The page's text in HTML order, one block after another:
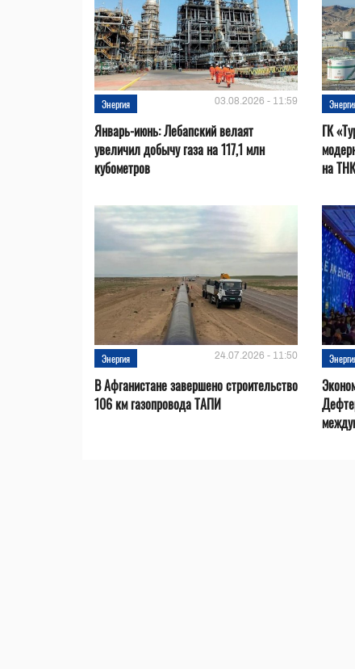
Энергия 03.08.2026 - 11:59
Январь-июнь: Лебапский велаят
увеличил добычу газа на 117,1 млн
кубометров
ГК
на
Энергия 24.07.2026 - 11:50
В Афганистане завершено строительство
106 км газопровода ТАПИ